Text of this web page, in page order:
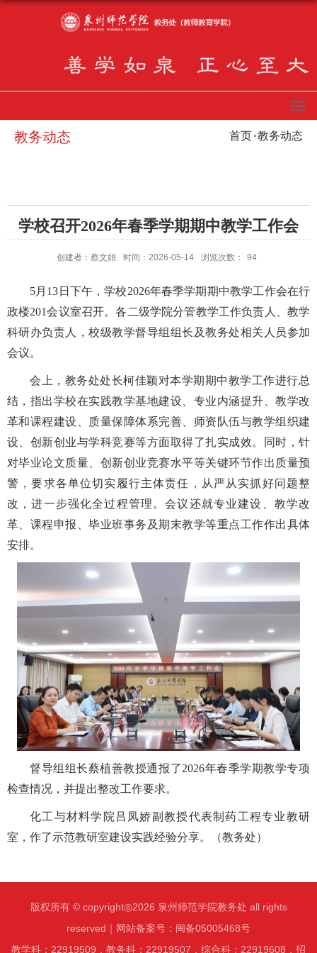
首页 教务动态
教务动态
学校召开2026年春季学期期中教学工作会
创建者：蔡文娟 时间：2026-05-14 浏览次数： 94
5月13日 下午 ，学校2026年春季学期期中教学工作会在行
政楼201会议室召开。各 二级学院分管教学工作负责人、教学
科研办负责人
，校级教学督导组组长 及教务处相关人员参加
会议。
会上，教务处处长柯佳颖对本学期期中教学工作进行总
结 ， 指出学校在实践教学基地建设、专业内涵提升、教学改
革和课程建设、质量保障体系完善、师资队伍与教学组织建
设、 创新创业与学科竞赛等方面取得了扎实成效。 同时，针
对毕业论文质量、创新创业竞赛水平等关键环节作出质量预
警，要求各单位切实履行主体责任 ， 从严从实抓好问题整
改，进一步强化全过程管理 。会议还就专业建设、教学改
革、课程申报、毕业班事务及期末教学等重点工作作出具体
安排。
督导组组长蔡植善教授通报了2026年春季学期教学专项
检查情况，并提出整改工作要求。
化工与材料学院吕凤娇副教授代表制药工程专业教研
室，作了示范教研室建设实践经验分享。（教务处）
版权所有 © copyright◎2026 泉州师范学院教务处 all rights
reserved｜网站备案号：闽备05005468号
教学科：22919509，教务科：22919507，综合科：22919608，招